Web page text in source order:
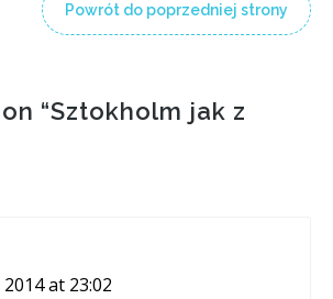
Powrót do poprzedniej strony
“Sztokholm jak z
at 23:02